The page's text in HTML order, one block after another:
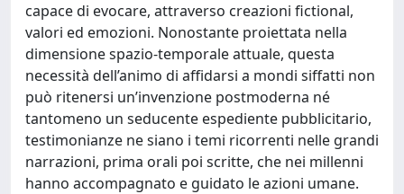
capace di evocare, attraverso creazioni fictional,
valori ed emozioni. Nonostante proiettata nella
dimensione spazio-temporale attuale, questa
necessità dell’animo di affidarsi a mondi siffatti non
può ritenersi un’invenzione postmoderna né
tantomeno un seducente espediente pubblicitario,
testimonianze ne siano i temi ricorrenti nelle grandi
narrazioni, prima orali poi scritte, che nei millenni
hanno accompagnato e guidato le azioni umane.